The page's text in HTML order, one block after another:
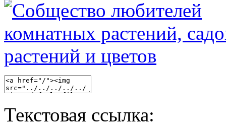
Текстовая ссылка: